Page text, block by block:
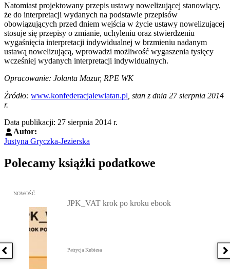
Natomiast projektowany przepis ustawy nowelizującej stanowiący,
że do interpretacji wydanych na podstawie przepisów
obowiązujących przed dniem wejścia w życie ustawy nowelizującej
stosuje się przepisy o zmianie, uchyleniu oraz stwierdzeniu
wygaśnięcia interpretacji indywidualnej w brzmieniu nadanym
ustawą nowelizującą, wprowadzi możliwość wygaszenia tysięcy
wcześniej wydanych interpretacji indywidualnych.
Opracowanie: Jolanta Mazur, RPE WK
Źródło: www.konfederacjalewiatan.pl , stan z dnia 27 sierpnia 2014
r.
Data publikacji: 27 sierpnia 2014 r.
Autor:
Justyna Gryczka-Jezierska
Polecamy książki podatkowe
Poprzednia książka
Przejdź do: JPK_VAT krok po kroku ebook, Patrycja Kubiesa -
NOWOŚĆ
JPK_VAT krok po kroku ebook
Patrycja Kubiesa